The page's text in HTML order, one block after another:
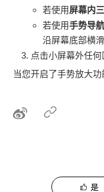
若使用屏幕内
若使用手势导航
沿屏幕底部横滑
点击小屏幕外任何
当您开启了手势放大功
是